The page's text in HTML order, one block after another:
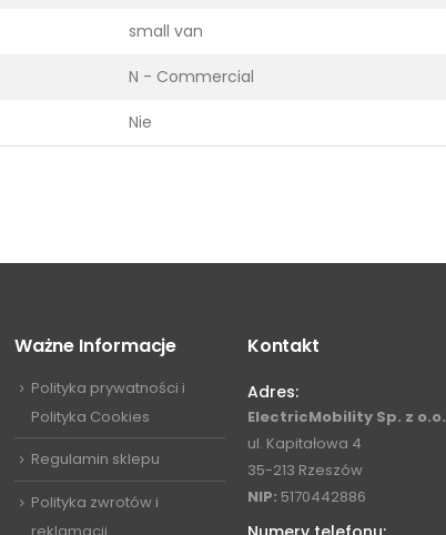
small van
N - Commercial
Nie
Ważne Informacje
Polityka prywatności i
Polityka Cookies
Regulamin sklepu
Polityka zwrotów i
Kontakt
Adres:
ElectricMobility Sp. z o.o.
ul. Kapitałowa 4
35-213 Rzeszów
NIP: 5170442886